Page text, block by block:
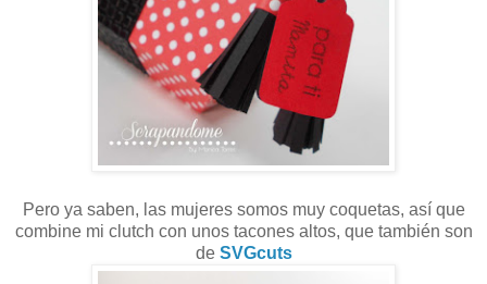
Pero ya saben, las mujeres somos muy coquetas, así que
combine mi clutch con unos tacones altos, que también son
de SVGcuts